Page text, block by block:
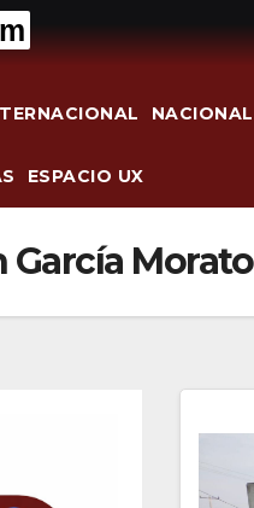
NACIONAL
ESPACIO UX
García Morato